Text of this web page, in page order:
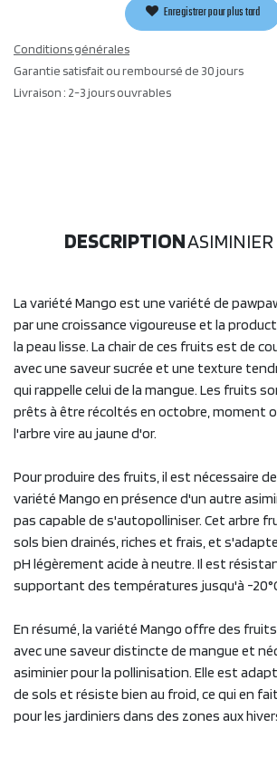
Enregistrer pour plus tard
Conditions générales
Garantie satisfait ou remboursé de 30 jours
Livraison : 2-3 jours ouvrables
DESCRIPTION
La variété Mango est une variété de
par une croissance vigoureuse et la
la peau lisse. La chair de ces fruits est de
avec une saveur sucrée et une texture
qui rappelle celui de la mangue. Les fruits
prêts à être récoltés en octobre, moment
l'arbre vire au jaune d'or.
Pour produire des fruits, il est nécessaire
variété Mango en présence d'un autre
pas capable de s'autopolliniser. Cet arbre
sols bien drainés, riches et frais, et
pH légèrement acide à neutre. Il est
supportant des températures jusqu'à -
En résumé, la variété Mango offre des
avec une saveur distincte de mangue et
asiminier pour la pollinisation. Elle est
de sols et résiste bien au froid, ce qui en
pour les jardiniers dans des zones aux